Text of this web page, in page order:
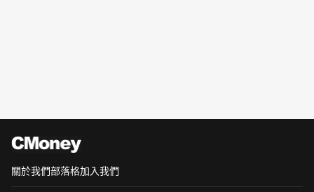
關於我們部落格加入我們